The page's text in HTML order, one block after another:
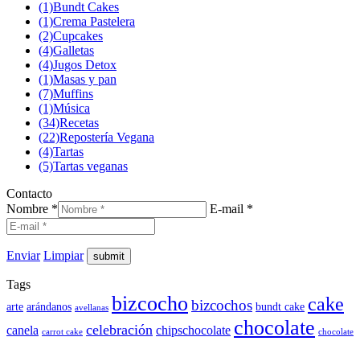
(1)Bundt Cakes
(1)Crema Pastelera
(2)Cupcakes
(4)Galletas
(4)Jugos Detox
(1)Masas y pan
(7)Muffins
(1)Música
(34)Recetas
(22)Repostería Vegana
(4)Tartas
(5)Tartas veganas
Contacto
Nombre *
E-mail *
Enviar Limpiar
Tags
arte arándanos avellanas bizcocho bizcochos bundt cake cake
canela carrot cake celebración chipschocolate chocolate chocolate